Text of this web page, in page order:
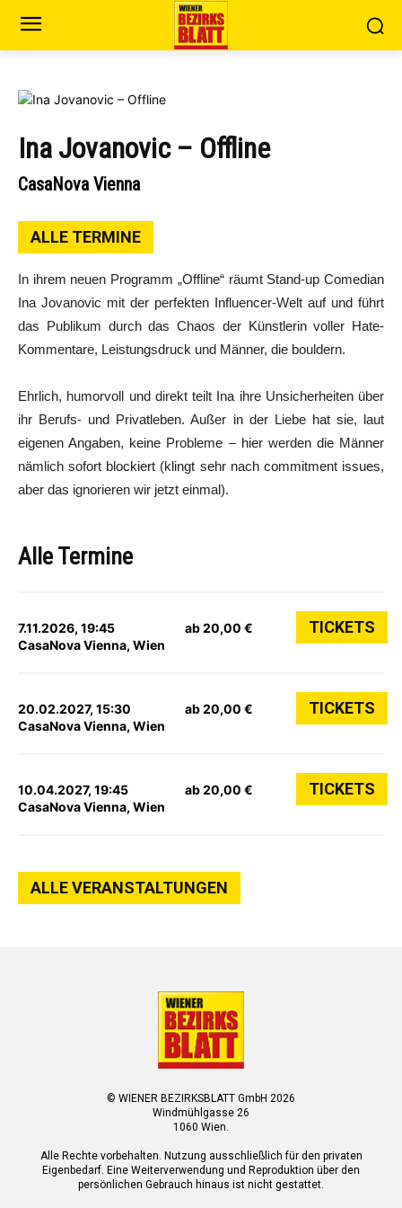
Ina Jovanovic – Offline
CasaNova Vienna
ALLE TERMINE
In ihrem neuen Programm „Offline“ räumt Stand-up Comedian
Ina Jovanovic mit der perfekten Influencer-Welt auf und führt
das Publikum durch das Chaos der Künstlerin voller Hate-
Kommentare, Leistungsdruck und Männer, die bouldern.
Ehrlich, humorvoll und direkt teilt Ina ihre Unsicherheiten über
ihr Berufs- und Privatleben. Außer in der Liebe hat sie, laut
eigenen Angaben, keine Probleme – hier werden die Männer
nämlich sofort blockiert (klingt sehr nach commitment issues,
aber das ignorieren wir jetzt einmal).
Alle Termine
7.11.2026, 19:45
CasaNova Vienna, Wien
ab 20,00 € TICKETS
20.02.2027, 15:30
CasaNova Vienna, Wien
ab 20,00 € TICKETS
10.04.2027, 19:45
CasaNova Vienna, Wien
ab 20,00 € TICKETS
ALLE VERANSTALTUNGEN
© WIENER BEZIRKSBLATT GmbH 2026
Windmühlgasse 26
1060 Wien.
Alle Rechte vorbehalten. Nutzung ausschließlich für den privaten
Eigenbedarf. Eine Weiterverwendung und Reproduktion über den
persönlichen Gebrauch hinaus ist nicht gestattet.